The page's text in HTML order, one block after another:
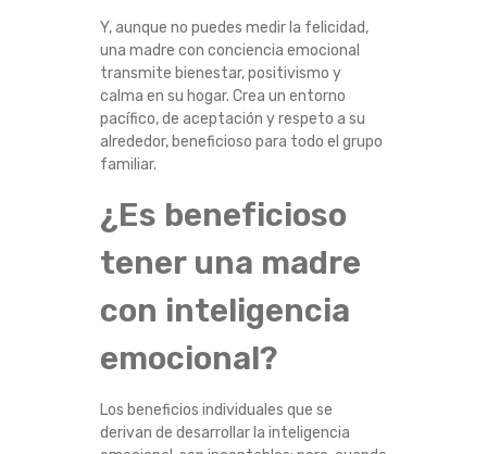
Y, aunque no puedes medir la felicidad,
una madre con conciencia emocional
transmite bienestar, positivismo y
calma en su hogar. Crea un entorno
pacífico, de aceptación y respeto a su
alrededor, beneficioso para todo el grupo
familiar.
¿Es beneficioso
tener una madre
con inteligencia
emocional?
Los beneficios individuales que se
derivan de desarrollar la inteligencia